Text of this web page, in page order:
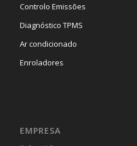
Controlo Emissões
Diagnóstico TPMS
Ar condicionado
Enroladores
EMPRESA